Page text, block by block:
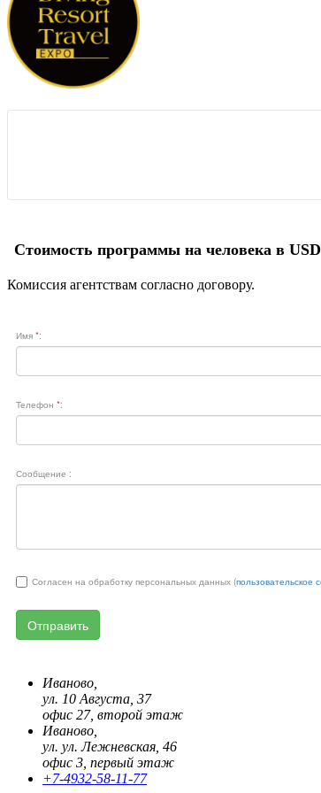
Стоимость программы на человека в USD
Комиссия агентствам согласно договору.
Иваново,
ул. 10 Августа, 37
офис 27, второй этаж
Иваново,
ул. ул. Лежневская, 46
офис 3, первый этаж
+7-4932-58-11-77